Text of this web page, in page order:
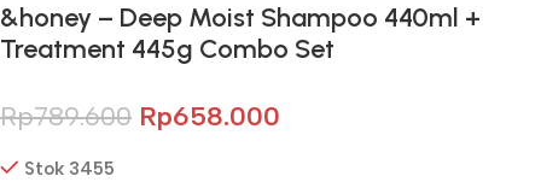
&honey – Deep Moist Shampoo 440ml +
Treatment 445g Combo Set
Rp789.600 Rp658.000
Stok 3455